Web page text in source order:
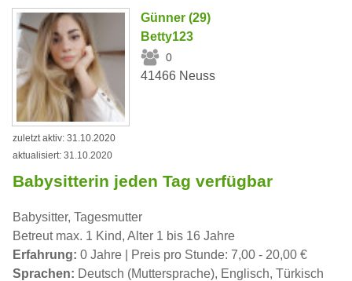
Günner (29)
Betty123
0
41466 Neuss
zuletzt aktiv: 31.10.2020
aktualisiert: 31.10.2020
Babysitterin jeden Tag verfügbar
Babysitter, Tagesmutter
Betreut max. 1 Kind, Alter 1 bis 16 Jahre
Erfahrung: 0 Jahre | Preis pro Stunde: 7,00 - 20,00 €
Sprachen: Deutsch (Muttersprache), Englisch, Türkisch